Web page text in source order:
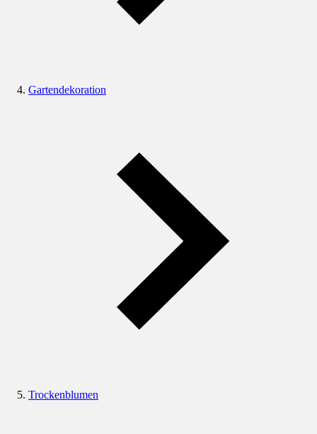
Gartendekoration
Trockenblumen